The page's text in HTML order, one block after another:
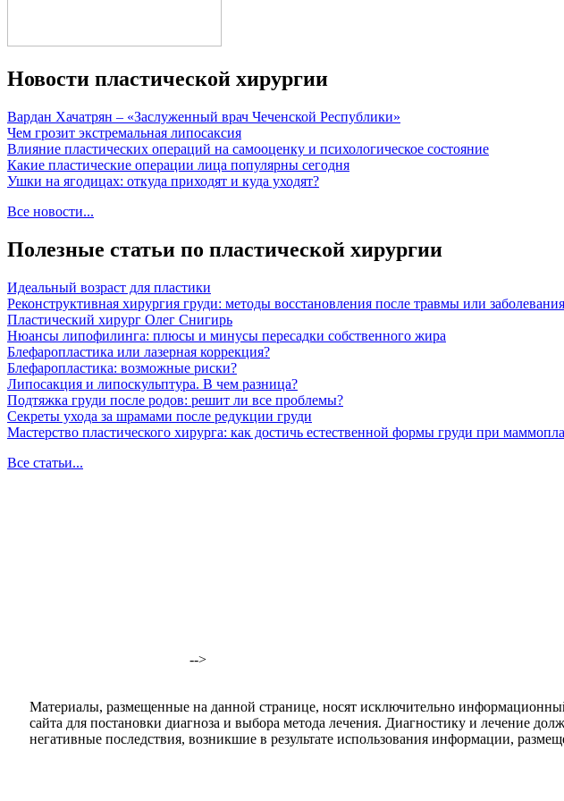
Новости пластической хирургии
Вардан Хачатрян – «Заслуженный врач Чеченской Республики»
Чем грозит экстремальная липосаксия
Влияние пластических операций на самооценку и психологическое состояние
Какие пластические операции лица популярны сегодня
Ушки на ягодицах: откуда приходят и куда уходят?
Все новости...
Полезные статьи по пластической хирургии
Идеальный возраст для пластики
Реконструктивная хирургия груди: методы восстановления после травмы или заболевания
Пластический хирург Олег Снигирь
Нюансы липофилинга: плюсы и минусы пересадки собственного жира
Блефаропластика или лазерная коррекция?
Блефаропластика: возможные риски?
Липосакция и липоскульптура. В чем разница?
Подтяжка груди после родов: решит ли все проблемы?
Секреты ухода за шрамами после редукции груди
Мастерство пластического хирурга: как достичь естественной формы груди при
Все статьи...
-->
Материалы, размещенные на данной странице, носят исключительно
сайта для постановки диагноза и выбора метода лечения. Диагностику и лечение
негативные последствия, возникшие в результате использования информации,